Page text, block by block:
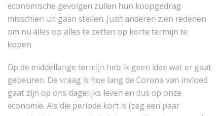
economische gevolgen zullen hun koopgedrag
misschien uit gaan stellen. Juist anderen zien redenen
om nu alles op alles te zetten op korte termijn te
kopen.
Op de middellange termijn heb ik geen idee wat er gaat
gebeuren. De vraag is hoe lang de Corona van invloed
gaat zijn op ons dagelijks leven en dus op onze
economie. Als die periode kort is (zeg een paar